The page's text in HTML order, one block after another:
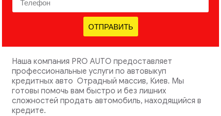
ОТПРАВИТЬ
Наша компания PRO AUTO предоставляет
профессиональные услуги по автовыкуп
кредитных авто Отрадный массив, Киев. Мы
готовы помочь вам быстро и без лишних
сложностей продать автомобиль, находящийся в
кредите.